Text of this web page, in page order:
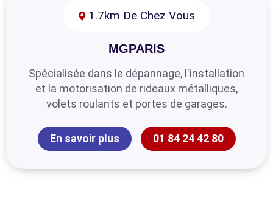
1.7km De Chez Vous
MGPARIS
Spécialisée dans le dépannage, l'installation
et la motorisation de rideaux métalliques,
volets roulants et portes de garages.
En savoir plus 01 84 24 42 80